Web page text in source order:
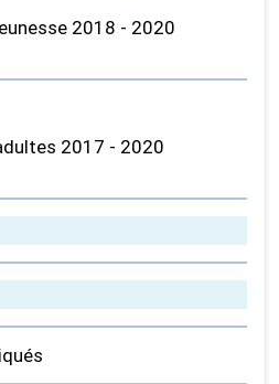
2018 - 2020
2017 - 2020